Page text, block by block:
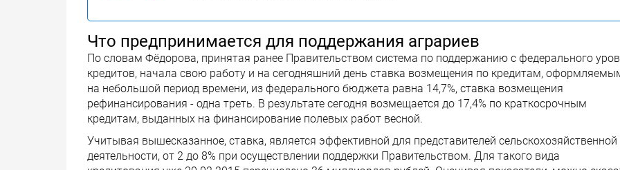
Что предпринимается для поддержания аграриев
По словам Фёдорова, принятая ранее Правительством система по поддержанию с федерального
кредитов, начала свою работу и на сегодняшний день ставка возмещения по кредитам,
на небольшой период времени, из федерального бюджета равна 14,7%, ставка возмещения
рефинансирования - одна треть. В результате сегодня возмещается до 17,4% по краткосрочным
кредитам, выданных на финансирование полевых работ весной.
Учитывая вышесказанное, ставка, является эффективной для представителей сельскохозяйственной
деятельности, от 2 до 8% при осуществлении поддержки Правительством. Для такого вида